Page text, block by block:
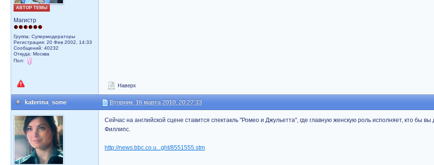
АВТОР ТЕМЫ
Магистр
Группа: Супермодераторы
Регистрация: 20 Фев 2002, 14:33
Сообщений: 40232
Откуда: Москва
Пол:
Наверх
katerina_sone Вторник, 16 марта 2010, 20:27:33
Сейчас на английской сцене ставится спектакль "Ромео и Джульетта", где главную женскую роль исполняет, кто бы
Филлипс.
http://news.bbc.co.u...ght/8551555.stm